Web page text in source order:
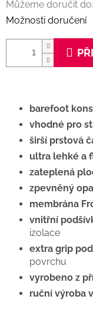
Můžeme doručit do:
Možnosti doručení
barefoot
vhodné pro
širší prstová
ultra lehké a
zateplená
zpevněný
membrána
vnitřní
izolace
extra grip
povrchu
vyrobeno z
ruční výroba